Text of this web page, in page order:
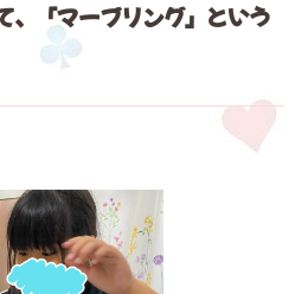
、「マーブリング」という